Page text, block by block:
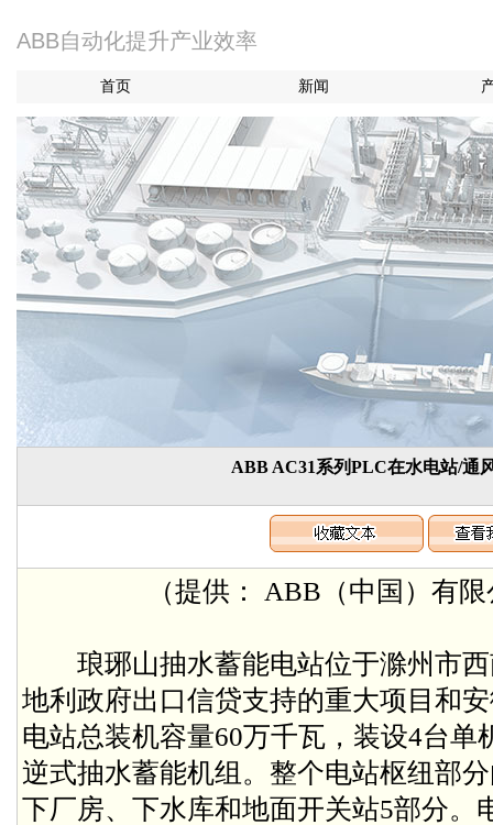
ABB自动化提升产业效率
首页 新闻
ABB AC31系列PLC在水电站/通
（提供： ABB（中国）有限公
琅琊山抽水蓄能电站位于滁州市西
地利政府出口信贷支持的重大项目和
电站总装机容量60万千瓦，装设4台单
逆式抽水蓄能机组。整个电站枢纽部
下厂房、下水库和地面开关站5部分。